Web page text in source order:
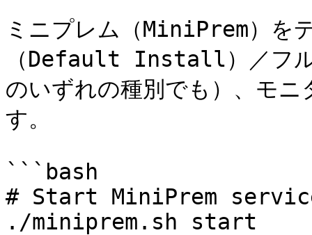
ミニプレム（MiniPrem）を
（Default Install）／フ
のいずれの種別でも）、モ
す。
```bash
# Start MiniPrem
./miniprem.sh start